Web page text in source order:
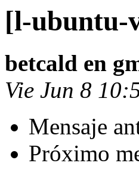
[l-ubuntu-
betcald en
Vie Jun 8
Mensaje
Próximo